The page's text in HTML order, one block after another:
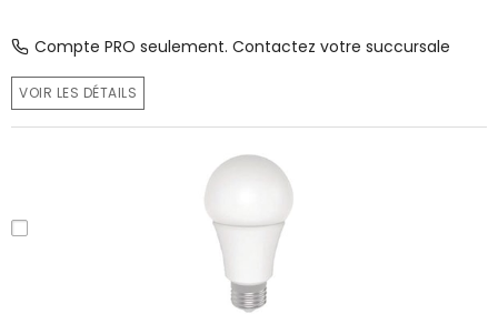
Compte PRO seulement. Contactez votre succursale
VOIR LES DÉTAILS